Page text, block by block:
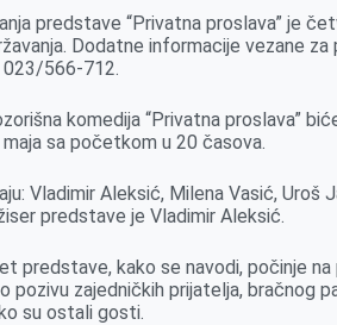
predstave “Privatna proslava” je
Dodatne informacije vezane
566-712.
komedija “Privatna proslava”
sa početkom u 20 časova.
Vladimir Aleksić, Milena Vasić,
predstave je Vladimir Aleksić.
predstave, kako se navodi, počinje
pozivu zajedničkih prijatelja, bračnog
su ostali gosti.